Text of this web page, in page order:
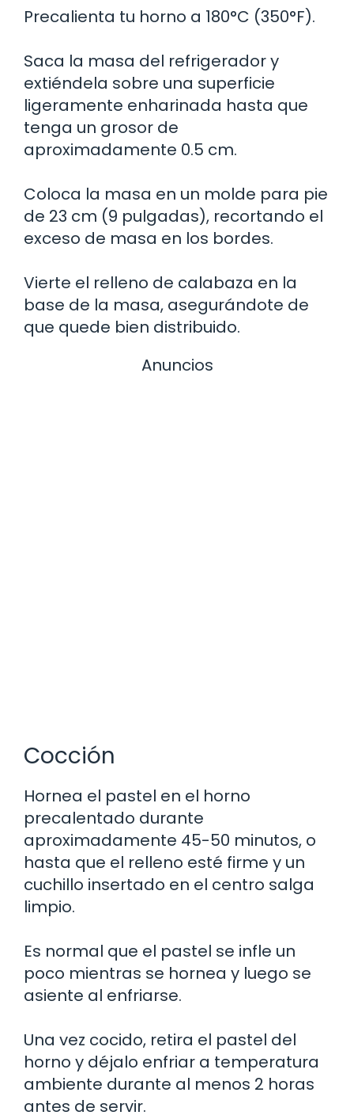
Precalienta tu horno a 180°C (350°F).
Saca la masa del refrigerador y
extiéndela sobre una superficie
ligeramente enharinada hasta que
tenga un grosor de
aproximadamente 0.5 cm.
Coloca la masa en un molde para pie
de 23 cm (9 pulgadas), recortando el
exceso de masa en los bordes.
Vierte el relleno de calabaza en la
base de la masa, asegurándote de
que quede bien distribuido.
Anuncios
Cocción
Hornea el pastel en el horno
precalentado durante
aproximadamente 45-50 minutos, o
hasta que el relleno esté firme y un
cuchillo insertado en el centro salga
limpio.
Es normal que el pastel se infle un
poco mientras se hornea y luego se
asiente al enfriarse.
Una vez cocido, retira el pastel del
horno y déjalo enfriar a temperatura
ambiente durante al menos 2 horas
antes de servir.